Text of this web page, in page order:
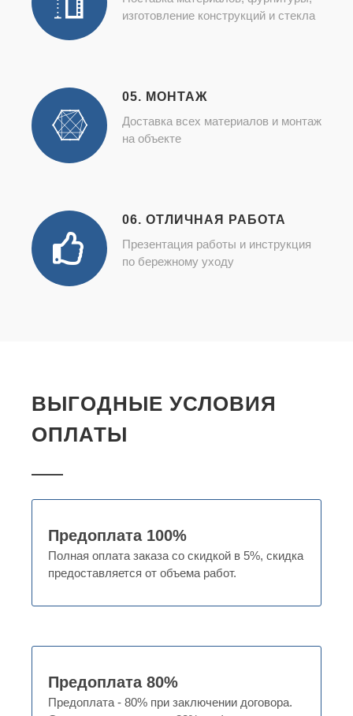
изготовление конструкций и стекла
05. МОНТАЖ
Доставка всех материалов и монтаж
на объекте
06. ОТЛИЧНАЯ РАБОТА
Презентация работы и инструкция
по бережному уходу
ВЫГОДНЫЕ УСЛОВИЯ
ОПЛАТЫ
Предоплата 100%
Полная оплата заказа со скидкой в 5%, скидка
предоставляется от объема работ.
Предоплата 80%
Предоплата - 80% при заключении договора.